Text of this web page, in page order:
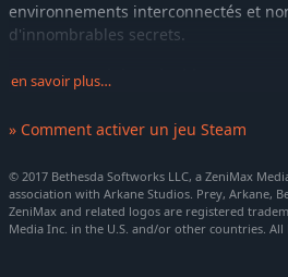
environnements interconnectés et
d'innombrables secrets.
Une menace inimaginable
écosystème vivant, déterminé à vous
des derniers survivants restant à
prédateurs.
Un véritable défi
en savoir plus…
» Comment activer un jeu Steam
© 2017 Bethesda Softworks LLC, a ZeniMax
association with Arkane Studios. Prey, Arkane,
ZeniMax and related logos are registered
Media Inc. in the U.S. and/or other countries. All